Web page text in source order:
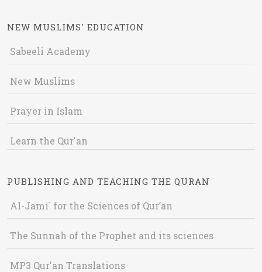
NEW MUSLIMS' EDUCATION
Sabeeli Academy
New Muslims
Prayer in Islam
Learn the Qur'an
PUBLISHING AND TEACHING THE QURAN
Al-Jami` for the Sciences of Qur’an
The Sunnah of the Prophet and its sciences
MP3 Qur'an Translations